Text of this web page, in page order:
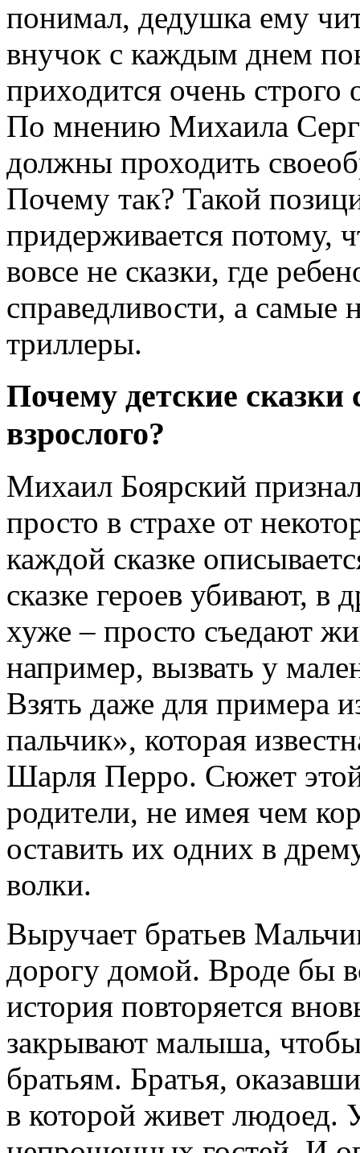
понимал, дедушка ему
внучок с каждым днем
приходится очень строго
По мнению Михаила
должны проходить
Почему так? Такой
придерживается потому,
вовсе не сказки, где
справедливости, а самые
триллеры.
Почему детские
взрослого?
Михаил Боярский
просто в страхе от
каждой сказке
сказке героев убивают, в
хуже – просто съедают
например, вызвать у
Взять даже для примера
пальчик», которая
Шарля Перро. Сюжет этой
родители, не имея чем
оставить их одних в
волки.
Выручает братьев
дорогу домой. Вроде бы
история повторяется
закрывают малыша,
братьям. Братья,
в которой живет людоед.